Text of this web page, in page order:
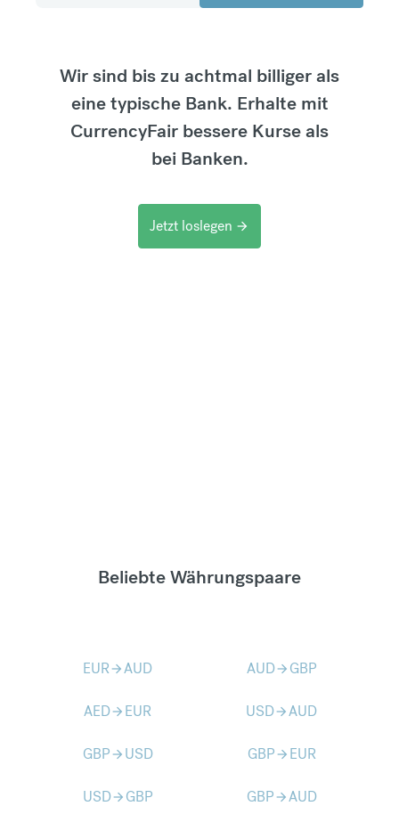
Wir sind bis zu achtmal billiger als
eine typische Bank. Erhalte mit
CurrencyFair bessere Kurse als
bei Banken.
Jetzt loslegen arrow_forward
Beliebte Währungspaare
EURarrow_forwardAUD AUDarrow_forward GBP
AEDarrow_forward EUR USDarrow_forwardAUD
GBParrow_forward USD GBParrow_forward EUR
USDarrow_forward GBP GBParrow_forwardAUD